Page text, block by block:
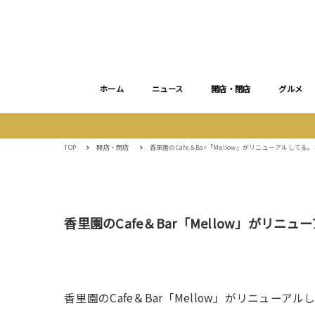
ホーム ニュース 開店・閉店 グルメ
TOP 開店・閉店 香里園のCafe＆Bar「Mellow」がリニューアルしてる
香里園のCafe＆Bar「Mellow」がリニュ
香里園のCafe＆Bar「Mellow」がリニューアル